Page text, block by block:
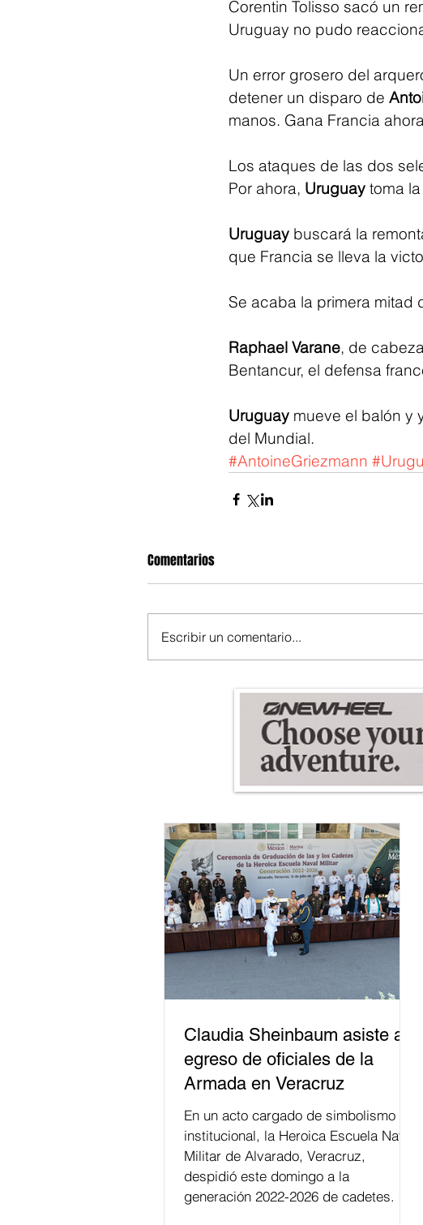
Corentin Tolisso sacó un
Uruguay no pudo
Un error grosero del
detener un disparo de
manos. Gana Francia
Los ataques de las dos
Por ahora, Uruguay toma
Uruguay buscará la
que Francia se lleva la
Se acaba la primera mitad
Raphael Varane, de
Bentancur, el defensa
Uruguay mueve el balón y
del Mundial.
#AntoineGriezmann
Comentarios
Escribir un comentario...
Claudia Sheinbaum asiste a
egreso de oficiales de la
Armada en Veracruz
En un acto cargado de simbolismo
institucional, la Heroica Escuela Naval
Militar de Alvarado, Veracruz,
despidió este domingo a la
generación 2022-2026 de cadetes.